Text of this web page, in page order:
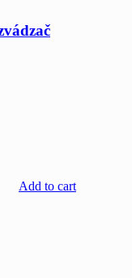
Add to cart